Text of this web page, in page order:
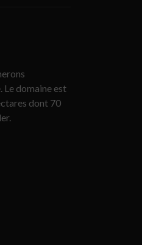
Le domaine est
dont 70